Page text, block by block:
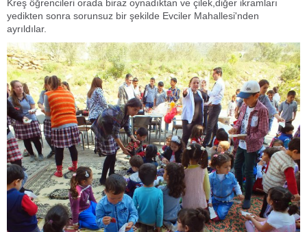
Kreş öğrencileri orada biraz oynadıktan ve çilek,diğer ikramları
yedikten sonra sorunsuz bir şekilde Evciler Mahallesi'nden
ayrıldılar.